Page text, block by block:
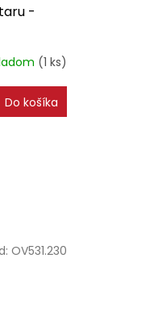
-
(1 ks)
Do košíka
OV531.230